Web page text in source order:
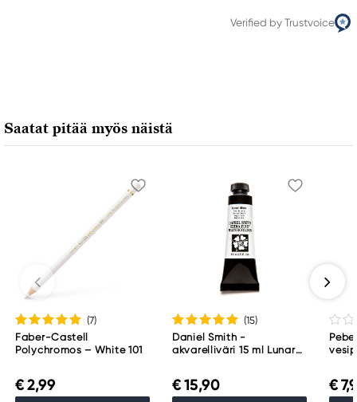
Verified by Trustvoice
Saatat pitää myös näistä
(7)
Faber-Castell
Polychromos – White 101
€ 2,99
(15)
Daniel Smith -
akvarelliväri 15 ml Lunar
€ 15,90 €